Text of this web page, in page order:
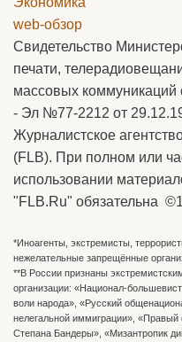
web-обзор
Свидетельство
печати,
массовых
- Эл №77-2212 от
Журналистское
(FLB). При полном или
использовании
"FLB.Ru" обязательна
*Иноагенты, экстремисты,
нежелательные запрещённые
**В России признаны
организации: «Национал-
воли народа», «Русский
нелегальной иммиграции»,
Степана Бандеры», «Мизантропик